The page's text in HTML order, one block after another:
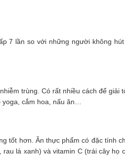
7 lần so với những người không
trùng. Có rất nhiều cách để giải
yoga, cắm hoa, nấu ăn…
tốt hơn. Ăn thực phẩm có đặc tính
lá xanh) và vitamin C (trái cây họ